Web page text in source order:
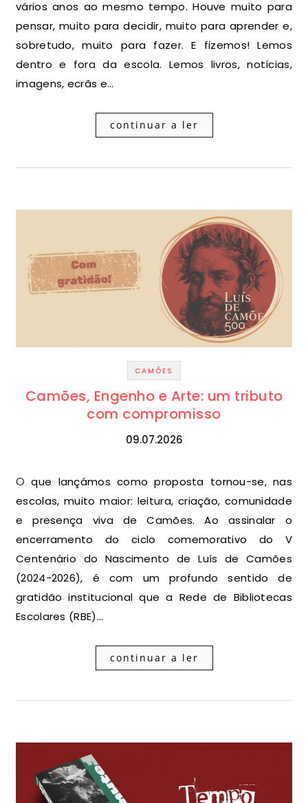
vários anos ao mesmo tempo. Houve muito para
pensar, muito para decidir, muito para aprender e,
sobretudo, muito para fazer. E fizemos! Lemos
dentro e fora da escola. Lemos livros, notícias,
imagens, ecrãs e…
continuar a ler
CAMÕES
Camões, Engenho e Arte: um tributo
com compromisso
09.07.2026
O que lançámos como proposta tornou-se, nas
escolas, muito maior: leitura, criação, comunidade
e presença viva de Camões. Ao assinalar o
encerramento do ciclo comemorativo do V
Centenário do Nascimento de Luís de Camões
(2024-2026), é com um profundo sentido de
gratidão institucional que a Rede de Bibliotecas
Escolares (RBE)…
continuar a ler